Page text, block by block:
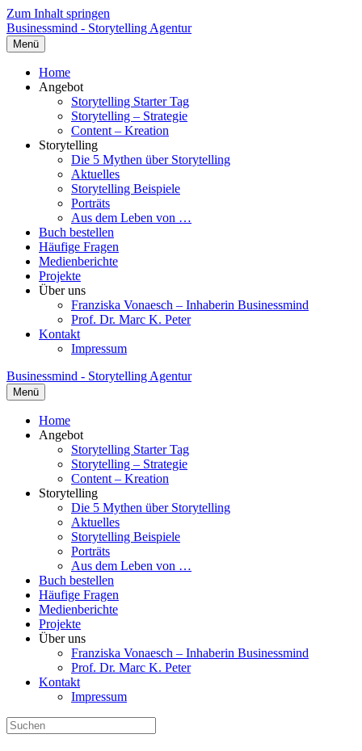
Zum Inhalt springen
Businessmind - Storytelling Agentur
Menü
Home
Angebot
Storytelling Starter Tag
Storytelling – Strategie
Content – Kreation
Storytelling
Die 5 Mythen über Storytelling
Aktuelles
Storytelling Beispiele
Porträts
Aus dem Leben von …
Buch bestellen
Häufige Fragen
Medienberichte
Projekte
Über uns
Franziska Vonaesch – Inhaberin Businessmind
Prof. Dr. Marc K. Peter
Kontakt
Impressum
Businessmind - Storytelling Agentur
Menü
Home
Angebot
Storytelling Starter Tag
Storytelling – Strategie
Content – Kreation
Storytelling
Die 5 Mythen über Storytelling
Aktuelles
Storytelling Beispiele
Porträts
Aus dem Leben von …
Buch bestellen
Häufige Fragen
Medienberichte
Projekte
Über uns
Franziska Vonaesch – Inhaberin Businessmind
Prof. Dr. Marc K. Peter
Kontakt
Impressum